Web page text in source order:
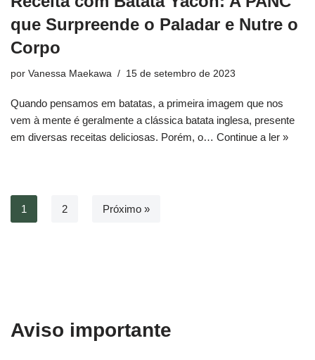
que Surpreende o Paladar e Nutre o
Corpo
por Vanessa Maekawa 15 de setembro de 2023
Quando pensamos em batatas, a primeira imagem que nos
vem à mente é geralmente a clássica batata inglesa, presente
em diversas receitas deliciosas. Porém, o… Continue a ler »
1 2 Próximo »
Aviso importante